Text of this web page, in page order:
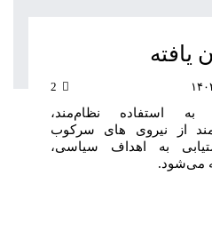
۲۶
به استفاده نظام‌مند،
از نیروی های سرکوب
به اهداف سیاسی،
می‌شود.